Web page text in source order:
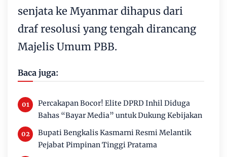
senjata ke Myanmar dihapus dari
draf resolusi yang tengah dirancang
Majelis Umum PBB.
Baca juga:
Percakapan Bocor! Elite DPRD Inhil Diduga
Bahas “Bayar Media” untuk Dukung Kebijakan
Bupati Bengkalis Kasmarni Resmi Melantik
Pejabat Pimpinan Tinggi Pratama